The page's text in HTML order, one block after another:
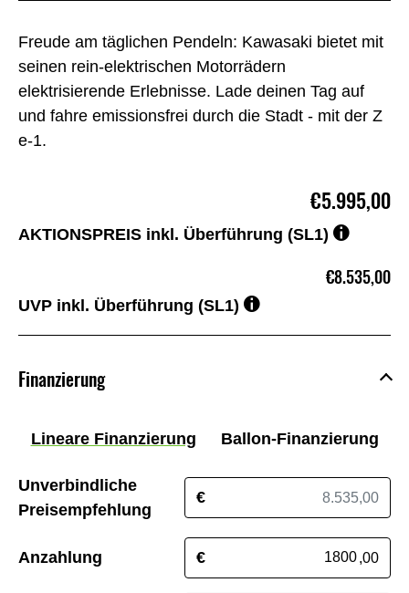
Freude am täglichen Pendeln: Kawasaki bietet mit
seinen rein-elektrischen Motorrädern
elektrisierende Erlebnisse. Lade deinen Tag auf
und fahre emissionsfrei durch die Stadt - mit der Z
e-1.
€5.995,00
AKTIONSPREIS inkl. Überführung (SL1)
€8.535,00
UVP inkl. Überführung (SL1)
Finanzierung
Lineare Finanzierung Ballon-Finanzierung
Unverbindliche
Preisempfehlung
€
Anzahlung € ,00